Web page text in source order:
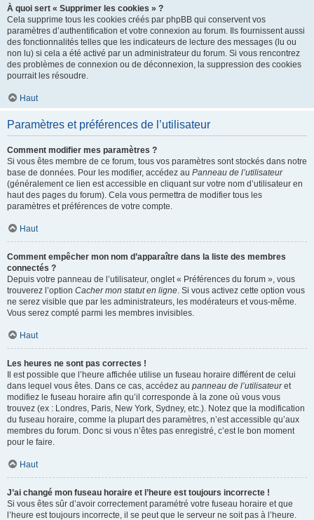
À quoi sert « Supprimer les cookies » ?
Cela supprime tous les cookies créés par phpBB qui conservent vos
paramètres d’authentification et votre connexion au forum. Ils fournissent aussi
des fonctionnalités telles que les indicateurs de lecture des messages (lu ou
non lu) si cela a été activé par un administrateur du forum. Si vous rencontrez
des problèmes de connexion ou de déconnexion, la suppression des cookies
pourrait les résoudre.
Haut
Paramètres et préférences de l’utilisateur
Comment modifier mes paramètres ?
Si vous êtes membre de ce forum, tous vos paramètres sont stockés dans notre
base de données. Pour les modifier, accédez au Panneau de l’utilisateur
(généralement ce lien est accessible en cliquant sur votre nom d’utilisateur en
haut des pages du forum). Cela vous permettra de modifier tous les
paramètres et préférences de votre compte.
Haut
Comment empêcher mon nom d’apparaître dans la liste des membres
connectés ?
Depuis votre panneau de l’utilisateur, onglet « Préférences du forum », vous
trouverez l’option Cacher mon statut en ligne. Si vous activez cette option vous
ne serez visible que par les administrateurs, les modérateurs et vous-même.
Vous serez compté parmi les membres invisibles.
Haut
Les heures ne sont pas correctes !
Il est possible que l’heure affichée utilise un fuseau horaire différent de celui
dans lequel vous êtes. Dans ce cas, accédez au panneau de l’utilisateuret
modifiez le fuseau horaire afin qu’il corresponde à la zone où vous vous
trouvez (ex : Londres, Paris, New York, Sydney, etc.). Notez que la modification
du fuseau horaire, comme la plupart des paramètres, n’est accessible qu’aux
membres du forum. Donc si vous n’êtes pas enregistré, c’est le bon moment
pour le faire.
Haut
J’ai changé mon fuseau horaire et l’heure est toujours incorrecte !
Si vous êtes sûr d’avoir correctement paramétré votre fuseau horaire et que
l’heure est toujours incorrecte, il se peut que le serveur ne soit pas à l’heure.